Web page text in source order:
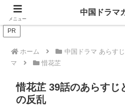
ドラマは歴史を知ると
PR
ホーム 中国ドラマ あらす
マ
惜花芷
惜花芷 39話のあらすじ
の反乱
メニュー
中国ドラマ